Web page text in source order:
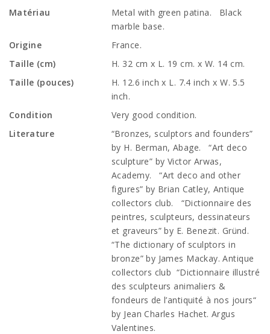
Matériau
Metal with green patina. Black
marble base.
Origine
France.
Taille (cm)
H. 32 cm x L. 19 cm. x W. 14 cm.
Taille (pouces)
H. 12.6 inch x L. 7.4 inch x W. 5.5
inch.
Condition
Very good condition.
Literature
“Bronzes, sculptors and founders”
by H. Berman, Abage. “Art deco
sculpture” by Victor Arwas,
Academy. “Art deco and other
figures” by Brian Catley, Antique
collectors club. “Dictionnaire des
peintres, sculpteurs, dessinateurs
et graveurs” by E. Benezit. Gründ.
“The dictionary of sculptors in
bronze” by James Mackay. Antique
collectors club “Dictionnaire illustré
des sculpteurs animaliers &
fondeurs de l’antiquité à nos jours“
by Jean Charles Hachet. Argus
Valentines.